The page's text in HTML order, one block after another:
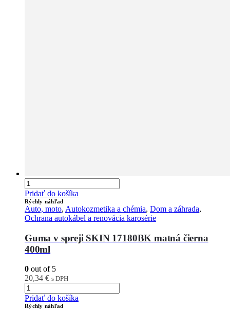
Pridať do košíka
Rýchly náhľad
Auto, moto, Autokozmetika a chémia, Dom a záhrada,
Ochrana autokábel a renovácia karosérie
Guma v spreji SKIN 17180BK matná čierna
400ml
0 out of 5
20,34 € s DPH
Pridať do košíka
Rýchly náhľad